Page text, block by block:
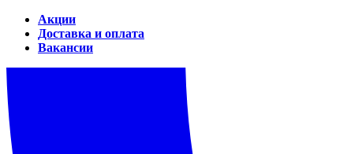
Акции
Доставка и оплата
Вакансии